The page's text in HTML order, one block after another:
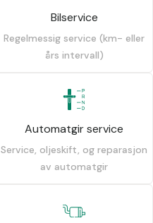
Bilservice
Regelmessig service (km- eller
års intervall)
Automatgir service
Service, oljeskift, og reparasjon
av automatgir